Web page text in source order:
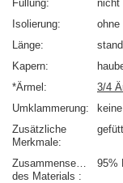
Füllung
nicht
Isolierung
ohne
Länge
Kapern
*Ärmel
3/4
Umklammerung
keine
Zusätzliche
Merkmale
Zusammensetzung
des Materials
95%